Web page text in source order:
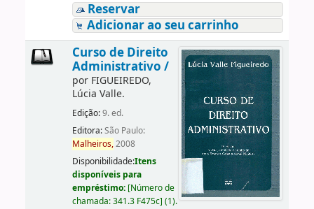
Reservar
Adicionar ao seu carrinho
Curso de Direito
Administrativo /
por FIGUEIREDO,
Lúcia Valle.
Edição:9. ed.
Editora:São Paulo:
Malheiros,2008
Disponibilidade:Itens
disponíveis para
empréstimo: [Número de
chamada:341.3 F475c] (1).